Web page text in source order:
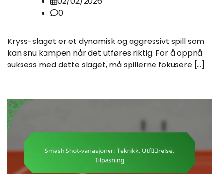
0
Kryss-slaget er et dynamisk og aggressivt spill som
kan snu kampen når det utføres riktig. For å oppnå
suksess med dette slaget, må spillerne fokusere […]